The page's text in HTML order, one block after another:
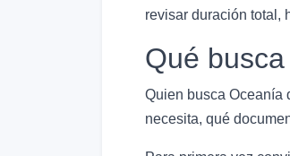
revisar duración total,
Qué
Quien busca Oceanía
necesita, qué